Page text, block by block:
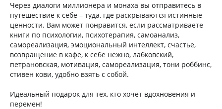
Через диалоги миллионера и монаха вы отправитесь в
путешествие к себе – туда, где раскрываются истинные
ценности. Вам может понравится, если рассматриваете
книги по психологии, психотерапия, самоанализ,
самореализация, эмоциональный интеллект, счастье,
возвращение в кафе, к себе нежно, лабковский,
петрановская, мотивация, самореализация, тони роббинс,
стивен кови, удобно взять с собой.
Идеальный подарок для тех, кто хочет вдохновения и
перемен!